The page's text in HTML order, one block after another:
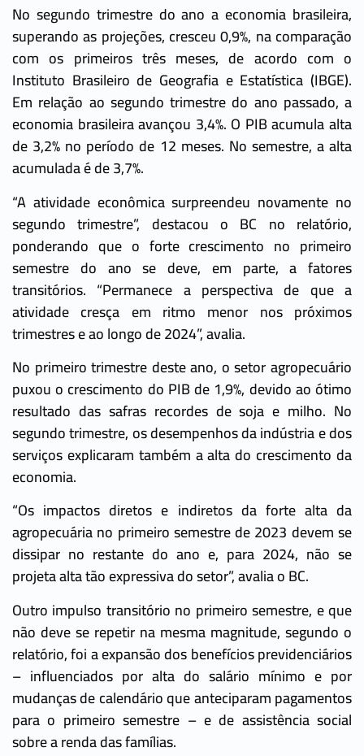
No segundo trimestre do ano a economia brasileira,
superando as projeções, cresceu 0,9%, na comparação
com os primeiros três meses, de acordo com o
Instituto Brasileiro de Geografia e Estatística (IBGE).
Em relação ao segundo trimestre do ano passado, a
economia brasileira avançou 3,4%. O PIB acumula alta
de 3,2% no período de 12 meses. No semestre, a alta
acumulada é de 3,7%.
“A atividade econômica surpreendeu novamente no
segundo trimestre”, destacou o BC no relatório,
ponderando que o forte crescimento no primeiro
semestre do ano se deve, em parte, a fatores
transitórios. “Permanece a perspectiva de que a
atividade cresça em ritmo menor nos próximos
trimestres e ao longo de 2024”, avalia.
No primeiro trimestre deste ano, o setor agropecuário
puxou o crescimento do PIB de 1,9%, devido ao ótimo
resultado das safras recordes de soja e milho. No
segundo trimestre, os desempenhos da indústria e dos
serviços explicaram também a alta do crescimento da
economia.
“Os impactos diretos e indiretos da forte alta da
agropecuária no primeiro semestre de 2023 devem se
dissipar no restante do ano e, para 2024, não se
projeta alta tão expressiva do setor”, avalia o BC.
Outro impulso transitório no primeiro semestre, e que
não deve se repetir na mesma magnitude, segundo o
relatório, foi a expansão dos benefícios previdenciários
– influenciados por alta do salário mínimo e por
mudanças de calendário que anteciparam pagamentos
para o primeiro semestre – e de assistência social
sobre a renda das famílias.